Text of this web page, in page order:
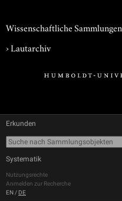
Wissenschaftliche Sammlungen
›Lautarchiv
Erkunden
Systematik
Nutzungsrechte
Anmelden zur Recherche
EN / DE